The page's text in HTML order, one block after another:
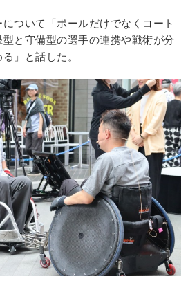
ついて「ボールだけでなくコート
と守備型の選手の連携や戦術が分
」と話した。